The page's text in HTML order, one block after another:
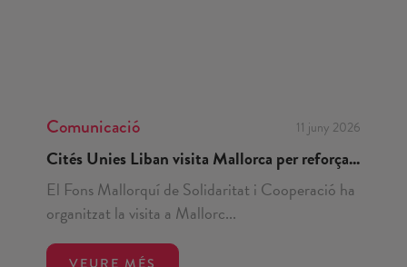
Comunicació 11 juny 2026
Cités Unies Liban visita Mallorca per reforça...
El Fons Mallorquí de Solidaritat i Cooperació ha
organitzat la visita a Mallorc...